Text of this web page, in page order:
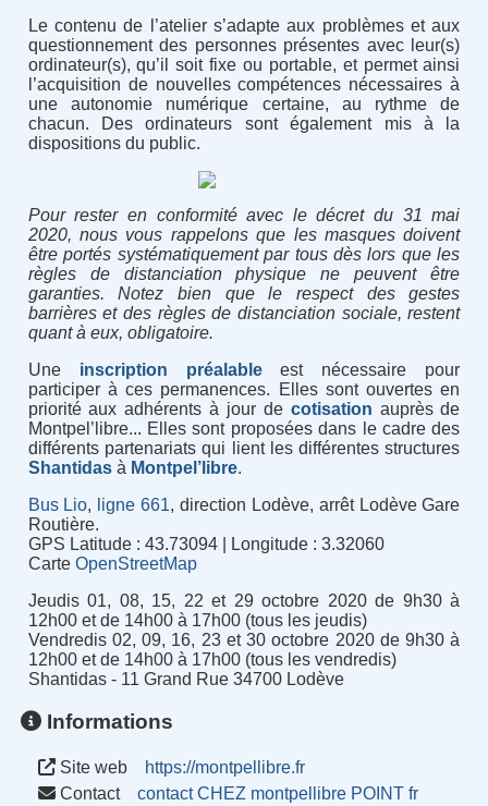
Le contenu de l’atelier s’adapte aux problèmes et aux
questionnement des personnes présentes avec leur(s)
ordinateur(s), qu’il soit fixe ou portable, et permet ainsi
l’acquisition de nouvelles compétences nécessaires à
une autonomie numérique certaine, au rythme de
chacun. Des ordinateurs sont également mis à la
dispositions du public.
Pour rester en conformité avec le décret du 31 mai
2020, nous vous rappelons que les masques doivent
être portés systématiquement par tous dès lors que les
règles de distanciation physique ne peuvent être
garanties. Notez bien que le respect des gestes
barrières et des règles de distanciation sociale, restent
quant à eux, obligatoire.
Une inscription préalableest nécessaire pour
participer à ces permanences. Elles sont ouvertes en
priorité aux adhérents à jour de cotisation auprès de
Montpel’libre... Elles sont proposées dans le cadre des
différents partenariats qui lient les différentes structures
Shantidasà Montpel’libre.
Bus Lio, ligne 661, direction Lodève, arrêt Lodève Gare
Routière.
GPS Latitude : 43.73094 | Longitude : 3.32060
Carte OpenStreetMap
Jeudis 01, 08, 15, 22 et 29 octobre 2020 de 9h30 à
12h00 et de 14h00 à 17h00 (tous les jeudis)
Vendredis 02, 09, 16, 23 et 30 octobre 2020 de 9h30 à
12h00 et de 14h00 à 17h00 (tous les vendredis)
Shantidas - 11 Grand Rue 34700 Lodève
Informations
Site web
https://montpellibre.fr
Contact
contact CHEZ montpellibre POINT fr